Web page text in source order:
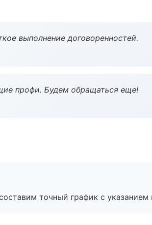
выполнение договоренностей.
профи. Будем обращаться еще!
точный график с указанием